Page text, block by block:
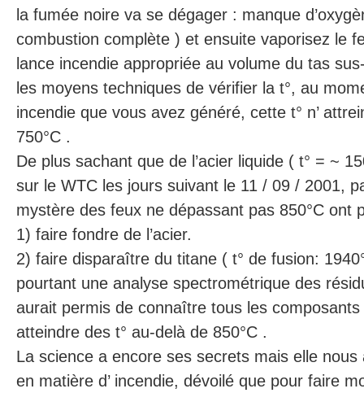
la fumée noire va se dégager : manque
combustion complète ) et ensuite vaporisez le
lance incendie appropriée au volume du tas
les moyens techniques de vérifier la t°, au
incendie que vous avez généré, cette t° n’
750°C .
De plus sachant que de l’acier liquide ( t° = ~
sur le WTC les jours suivant le 11 / 09 / 2001,
mystère des feux ne dépassant pas 850°C ont
1) faire fondre de l’acier.
2) faire disparaître du titane ( t° de fusion:
pourtant une analyse spectrométrique des
aurait permis de connaître tous les composants
atteindre des t° au-delà de 850°C .
La science a encore ses secrets mais elle
en matière d’ incendie, dévoilé que pour faire